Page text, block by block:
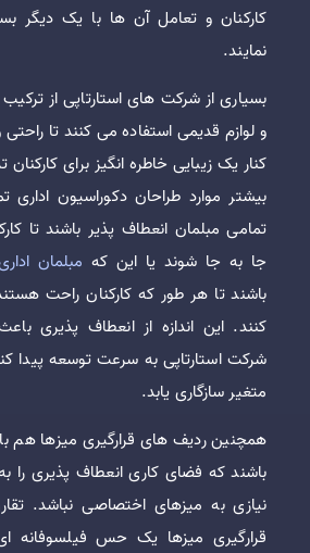
کارکنان و تعامل آن ها با یک دیگر
نمایند.
بسیاری از شرکت های استارتاپی از
و لوازم قدیمی استفاده می کنند تا
کنار یک زیبایی خاطره انگیز برای
بیشتر موارد طراحان دکوراسیون اداری
تمامی مبلمان انعطاف پذیر باشند تا
جا به جا شوند یا این که مبلمان
باشند تا هر طور که کارکنان راحت
کنند. این اندازه از انعطاف پذیری
شرکت استارتاپی به سرعت توسعه پیدا
متغیر سازگاری یابد.
همچنین ردیف های قرارگیری میزها هم
باشند که فضای کاری انعطاف پذیری را
نیازی به میزهای اختصاصی نباشد.
قرارگیری میزها یک حس فیلسوفانه